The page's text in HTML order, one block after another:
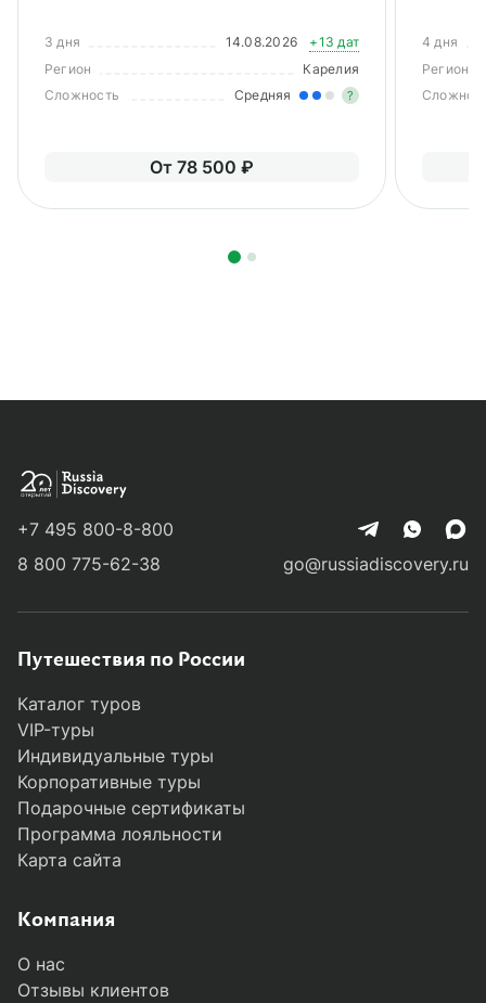
3 дня 14.08.2026
+13 дат
Регион
Карелия
Сложность
Средняя ?
От 78 500 ₽
4 дня
Регион
+7 495 800-8-800
8 800 775-62-38
go@russiadiscovery.ru
Путешествия по России
Каталог туров
VIP-туры
Индивидуальные туры
Корпоративные туры
Подарочные сертификаты
Программа лояльности
Карта сайта
Компания
О нас
Отзывы клиентов